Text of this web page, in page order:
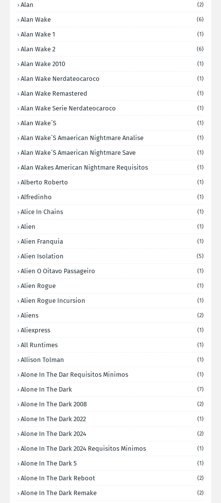
Alan (2)
Alan Wake (6)
Alan Wake 1 (1)
Alan Wake 2 (6)
Alan Wake 2010 (1)
Alan Wake Nerdateocaroco (1)
Alan Wake Remastered (1)
Alan Wake Serie Nerdateocaroco (1)
Alan Wake´s (1)
Alan Wake´s Amaerican Nightmare Analise (1)
Alan Wake´s Amaerican Nightmare Save (1)
Alan Wakes American Nightmare Requisitos (1)
Alberto Roberto (1)
Alfredinho (1)
Alice In Chains (1)
Alien (1)
Alien Franquia (1)
Alien Isolation (5)
Alien O Oitavo Passageiro (1)
Alien Rogue (1)
Alien Rogue Incursion (1)
Aliens (2)
Aliexpress (1)
All Runtimes (1)
Allison Tolman (1)
Alone In The Dar Requisitos Minimos (1)
Alone In The Dark (7)
Alone In The Dark 2008 (2)
Alone In The Dark 2022 (1)
Alone In The Dark 2024 (2)
Alone In The Dark 2024 Requisitos Minimos (1)
Alone In The Dark 5 (1)
Alone In The Dark Reboot (2)
Alone In The Dark Remake (2)